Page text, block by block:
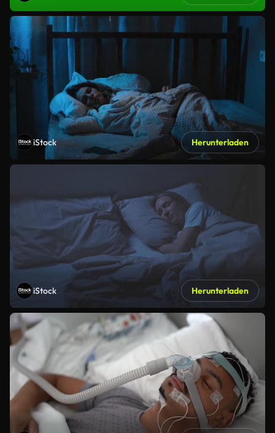
iStock Herunterladen
iStock Herunterladen